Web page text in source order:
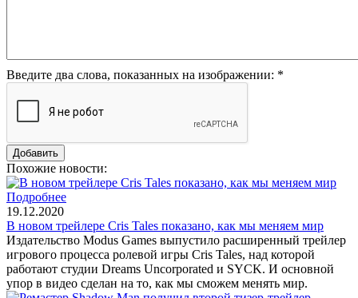
Введите два слова, показанных на изображении: *
Похожие новости:
Подробнее
19.12.2020
В новом трейлере Cris Tales показано, как мы меняем мир
Издательство Modus Games выпустило расширенный трейлер
игрового процесса ролевой игры Cris Tales, над которой
работают студии Dreams Uncorporated и SYCK. И основной
упор в видео сделан на то, как мы сможем менять мир.